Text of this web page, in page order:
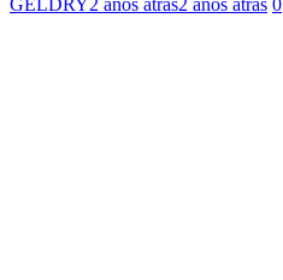
GELDRY2 años atrás2 años atrás 0